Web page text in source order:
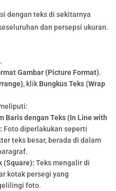
dengan teks di sekitarnya
dan persepsi ukuran.
Gambar (Picture Format).
, klik Bungkus Teks (Wrap
Baris dengan Teks (In Line with
Foto diperlakukan seperti
teks besar, berada di dalam
(Square): Teks mengalir di
kotak persegi yang
foto.